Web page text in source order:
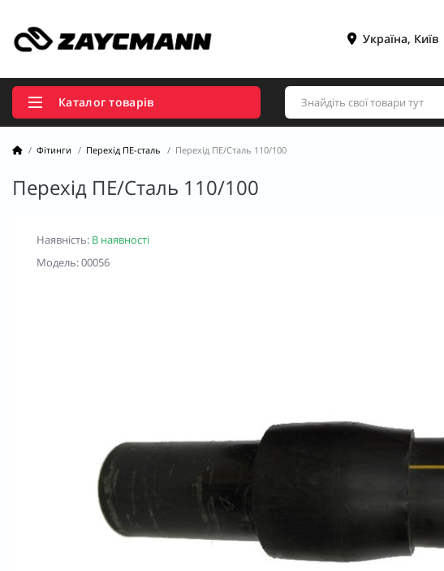
Україна, Київ
Каталог товарів
Фітинги Перехід ПЕ-сталь Перехід ПЕ/Сталь 110/100
Перехід ПЕ/Сталь 110/100
Наявність: В наявності
Модель: 00056